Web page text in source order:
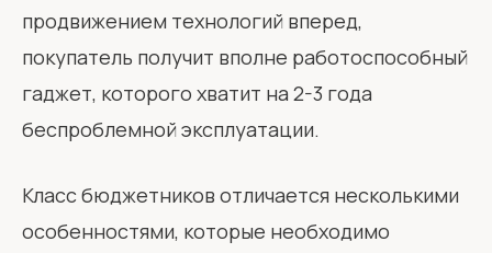
продвижением технологий вперед,
покупатель получит вполне работоспособный
гаджет, которого хватит на 2-3 года
беспроблемной эксплуатации.
Класс бюджетников отличается несколькими
особенностями, которые необходимо